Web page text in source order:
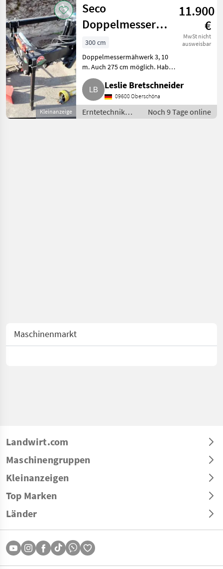
Kleinanzeige
Seco
Doppelmessermähwerk
BB
Umwelttechnik
310, 275 Seco
Duplex
11.900
€
MwSt nicht
ausweisbar
300 cm
Doppelmessermähwerk 3, 10
m. Auch 275 cm möglich. Habe
auch noch ein 275 cm.
Erntetechnik Grünland
Mähwerke
Leslie Bretschneider
09600 Oberschöna
Erntetechnik
Grünland /
Noch 9 Tage online
Maschinenmarkt
Landwirt.com
Maschinengruppen
Kleinanzeigen
Top Marken
Länder